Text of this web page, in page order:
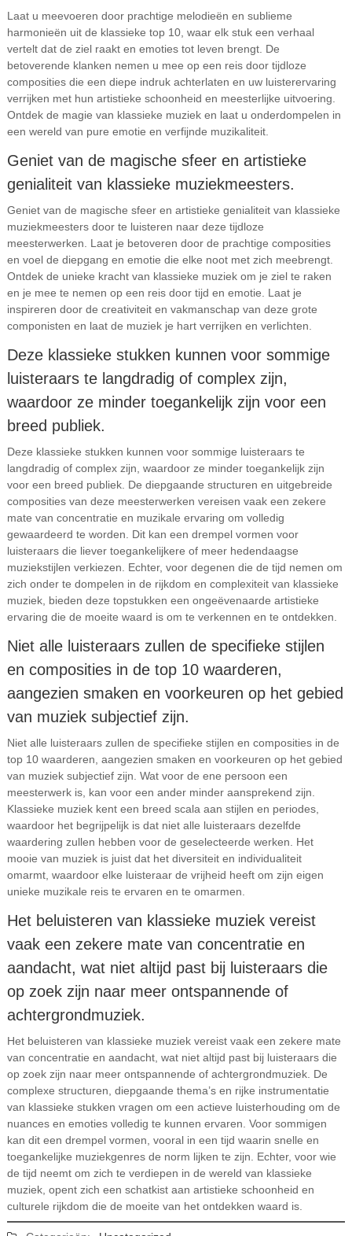
Laat u meevoeren door prachtige melodieën en sublieme
harmonieën uit de klassieke top 10, waar elk stuk een verhaal
vertelt dat de ziel raakt en emoties tot leven brengt. De
betoverende klanken nemen u mee op een reis door tijdloze
composities die een diepe indruk achterlaten en uw luisterervaring
verrijken met hun artistieke schoonheid en meesterlijke uitvoering.
Ontdek de magie van klassieke muziek en laat u onderdompelen in
een wereld van pure emotie en verfijnde muzikaliteit.
Geniet van de magische sfeer en artistieke
genialiteit van klassieke muziekmeesters.
Geniet van de magische sfeer en artistieke genialiteit van klassieke
muziekmeesters door te luisteren naar deze tijdloze
meesterwerken. Laat je betoveren door de prachtige composities
en voel de diepgang en emotie die elke noot met zich meebrengt.
Ontdek de unieke kracht van klassieke muziek om je ziel te raken
en je mee te nemen op een reis door tijd en emotie. Laat je
inspireren door de creativiteit en vakmanschap van deze grote
componisten en laat de muziek je hart verrijken en verlichten.
Deze klassieke stukken kunnen voor sommige
luisteraars te langdradig of complex zijn,
waardoor ze minder toegankelijk zijn voor een
breed publiek.
Deze klassieke stukken kunnen voor sommige luisteraars te
langdradig of complex zijn, waardoor ze minder toegankelijk zijn
voor een breed publiek. De diepgaande structuren en uitgebreide
composities van deze meesterwerken vereisen vaak een zekere
mate van concentratie en muzikale ervaring om volledig
gewaardeerd te worden. Dit kan een drempel vormen voor
luisteraars die liever toegankelijkere of meer hedendaagse
muziekstijlen verkiezen. Echter, voor degenen die de tijd nemen om
zich onder te dompelen in de rijkdom en complexiteit van klassieke
muziek, bieden deze topstukken een ongeëvenaarde artistieke
ervaring die de moeite waard is om te verkennen en te ontdekken.
Niet alle luisteraars zullen de specifieke stijlen
en composities in de top 10 waarderen,
aangezien smaken en voorkeuren op het gebied
van muziek subjectief zijn.
Niet alle luisteraars zullen de specifieke stijlen en composities in de
top 10 waarderen, aangezien smaken en voorkeuren op het gebied
van muziek subjectief zijn. Wat voor de ene persoon een
meesterwerk is, kan voor een ander minder aansprekend zijn.
Klassieke muziek kent een breed scala aan stijlen en periodes,
waardoor het begrijpelijk is dat niet alle luisteraars dezelfde
waardering zullen hebben voor de geselecteerde werken. Het
mooie van muziek is juist dat het diversiteit en individualiteit
omarmt, waardoor elke luisteraar de vrijheid heeft om zijn eigen
unieke muzikale reis te ervaren en te omarmen.
Het beluisteren van klassieke muziek vereist
vaak een zekere mate van concentratie en
aandacht, wat niet altijd past bij luisteraars die
op zoek zijn naar meer ontspannende of
achtergrondmuziek.
Het beluisteren van klassieke muziek vereist vaak een zekere mate
van concentratie en aandacht, wat niet altijd past bij luisteraars die
op zoek zijn naar meer ontspannende of achtergrondmuziek. De
complexe structuren, diepgaande thema’s en rijke instrumentatie
van klassieke stukken vragen om een actieve luisterhouding om de
nuances en emoties volledig te kunnen ervaren. Voor sommigen
kan dit een drempel vormen, vooral in een tijd waarin snelle en
toegankelijke muziekgenres de norm lijken te zijn. Echter, voor wie
de tijd neemt om zich te verdiepen in de wereld van klassieke
muziek, opent zich een schatkist aan artistieke schoonheid en
culturele rijkdom die de moeite van het ontdekken waard is.